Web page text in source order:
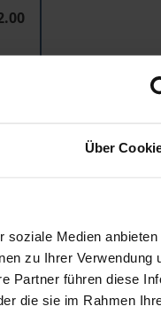
Über
soziale Medien
zu Ihrer Verwendung
Partner führen diese
die sie im Rahmen
VAT may vary at checkout.